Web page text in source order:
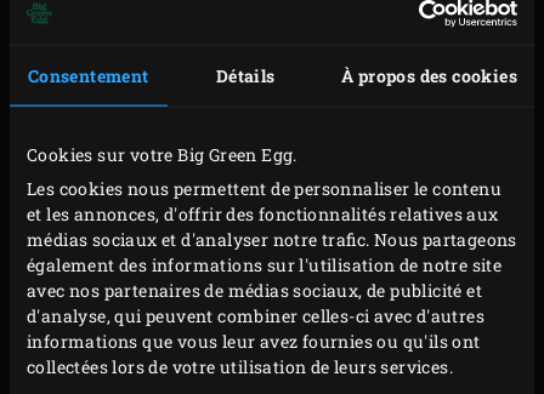
Consentement Détails À propos des cookies
Cookies sur votre Big Green Egg.
Les cookies nous permettent de personnaliser le contenu
et les annonces, d'offrir des fonctionnalités relatives aux
médias sociaux et d'analyser notre trafic. Nous partageons
également des informations sur l'utilisation de notre site
avec nos partenaires de médias sociaux, de publicité et
d'analyse, qui peuvent combiner celles-ci avec d'autres
informations que vous leur avez fournies ou qu'ils ont
collectées lors de votre utilisation de leurs services.
) sur la grille. Ajoutez
jusqu’à ce que l’échalote devienne translucide.
Ajoutez le ketchup, les tomates cerises, les olives et
le basilic au mélange d’échalote et d’ail et faites
mijoter la sauce 4-5 minutes ; rabattez le couvercle
de l’EGG après chaque manipulation.
Retirez le faitout de l’EGG, salez et poivrez la sauce
tomate à convenance. Laissez refroidir la sauce.
Enlevez la grille, insérez le convEGGtoret remettez
la grille en place. Posez la pierre de cuisson (Baking
Stone) sur la grille et faites monter la température